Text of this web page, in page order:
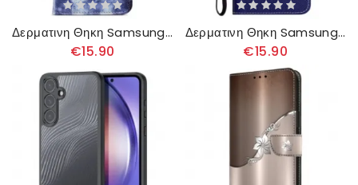
Δερματινη Θηκη Samsung Galaxy A55 5g Λευκός Λύκος Με Λουράκι Σιλικόνης
€15.90
Δερματινη Θηκη Samsung Galaxy A55 5g Παπιγιόν Με Λουράκι
€15.90